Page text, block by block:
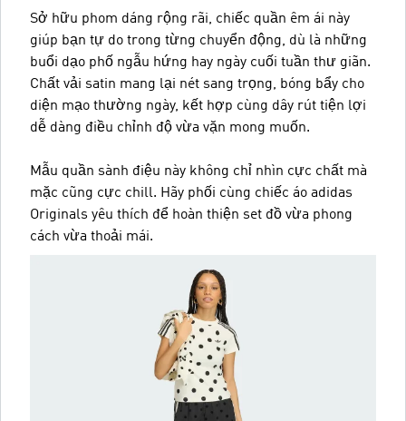
Sở hữu phom dáng rộng rãi, chiếc quần êm ái này
giúp bạn tự do trong từng chuyển động, dù là những
buổi dạo phố ngẫu hứng hay ngày cuối tuần thư giãn.
Chất vải satin mang lại nét sang trọng, bóng bẩy cho
diện mạo thường ngày, kết hợp cùng dây rút tiện lợi
dễ dàng điều chỉnh độ vừa vặn mong muốn.
Mẫu quần sành điệu này không chỉ nhìn cực chất mà
mặc cũng cực chill. Hãy phối cùng chiếc áo adidas
Originals yêu thích để hoàn thiện set đồ vừa phong
cách vừa thoải mái.